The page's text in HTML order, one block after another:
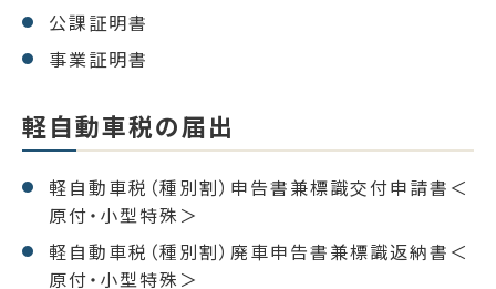
公課証明書
事業証明書
軽自動車税の届出
軽自動車税（種別割）申告書兼標識交付申請書＜
原付・小型特殊＞
軽自動車税（種別割）廃車申告書兼標識返納書＜
原付・小型特殊＞